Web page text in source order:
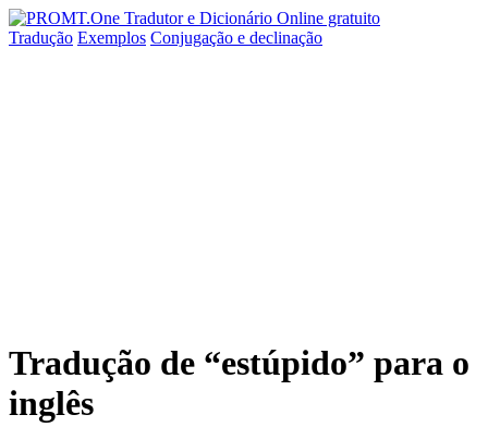
Tradução Exemplos Conjugação e declinação
Tradução de “estúpido” para o
inglês